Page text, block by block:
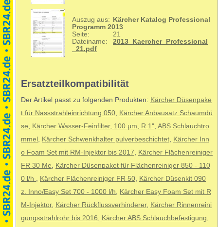
Auszug aus:
Kärcher Katalog Professional
Programm 2013
Seite:
21
Dateiname:
2013_Kaercher_Professional
_21.pdf
Ersatzteilkompatibilität
Der Artikel passt zu folgenden Produkten: Kärcher Düsenpake
t für Nassstrahleinrichtung 050, Kärcher Anbausatz Schaumdü
se, Kärcher Wasser-Feinfilter, 100 µm, R 1", ABS Schlauchtro
mmel , Kärcher Schwenkhalter pulverbeschichtet, Kärcher Inn
o Foam Set mit RM-Injektor bis 2017, Kärcher Flächenreiniger
FR 30 Me, Kärcher Düsenpaket für Flächenreiniger 850 - 110
0 l/h , Kärcher Flächenreiniger FR 50, Kärcher Düsenkit 090
z. Inno/Easy Set 700 - 1000 l/h, Kärcher Easy Foam Set mit R
M-Injektor, Kärcher Rückflussverhinderer, Kärcher Rinnenreini
gungsstrahlrohr bis 2016, Kärcher ABS Schlauchbefestigung,